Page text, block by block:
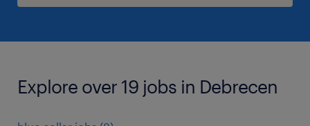
Explore over 19 jobs in Debrecen